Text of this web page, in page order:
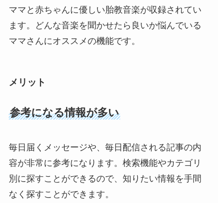
ママと赤ちゃんに優しい胎教音楽が収録されてい
ます。どんな音楽を聞かせたら良いか悩んでいる
ママさんにオススメの機能です。
メリット
参考になる情報が多い
毎日届くメッセージや、毎日配信される記事の内
容が非常に参考になります。検索機能やカテゴリ
別に探すことができるので、知りたい情報を手間
なく探すことができます。